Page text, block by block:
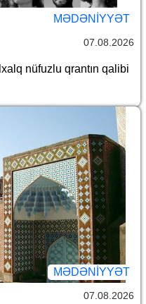
MƏDƏNIYYƏT
07.08.2026
nüfuzlu qrantın qalibi
MƏDƏNIYYƏT
07.08.2026